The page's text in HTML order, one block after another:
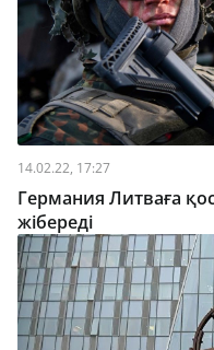
14.02.22, 17:27
Германия Литваға
жібереді